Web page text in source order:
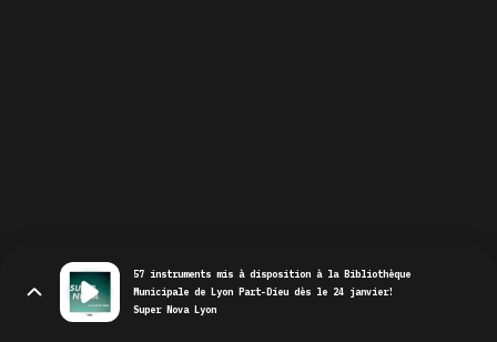
57 instruments mis à disposition à la Bibliothèque
Municipale de Lyon Part-Dieu dès le 24 janvier!
Super Nova Lyon